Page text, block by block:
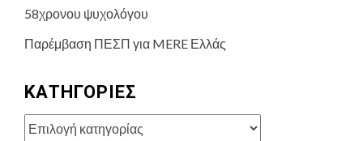
58χρονου ψυχολόγου
Παρέμβαση ΠΕΣΠ για MERE Ελλάς
KΑΤΗΓΟΡΊΕΣ
Kατηγορίες